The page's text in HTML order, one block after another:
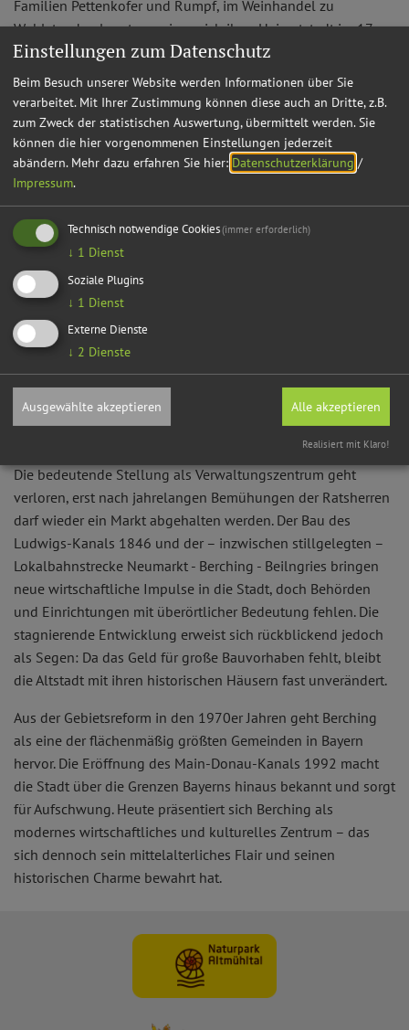
Familien Pettenkofer und Rumpf, im Weinhandel zu
Wohlstand gelangt, erweisen sich ihrer Heimatstadt im 17.
und 18. Jahrhundert als großzügige Mäzene.
Als in Folge der napoleonischen Kriege das Hochstift
Eichstätt säkularisiert wird, fällt Berching zunächst an das
Kurfürstentum Salzburg und wird 1806 schließlich bayerisch.
Die bedeutende Stellung als Verwaltungszentrum geht
verloren, erst nach jahrelangen Bemühungen der Ratsherren
darf wieder ein Markt abgehalten werden. Der Bau des
Ludwigs-Kanals 1846 und der – inzwischen stillgelegten –
Lokalbahnstrecke Neumarkt - Berching - Beilngries bringen
neue wirtschaftliche Impulse in die Stadt, doch Behörden
und Einrichtungen mit überörtlicher Bedeutung fehlen. Die
stagnierende Entwicklung erweist sich rückblickend jedoch
als Segen: Da das Geld für große Bauvorhaben fehlt, bleibt
die Altstadt mit ihren historischen Häusern fast unverändert.
Aus der Gebietsreform in den 1970er Jahren geht Berching
als eine der flächenmäßig größten Gemeinden in Bayern
hervor. Die Eröffnung des Main-Donau-Kanals 1992 macht
die Stadt über die Grenzen Bayerns hinaus bekannt und sorgt
für Aufschwung. Heute präsentiert sich Berching als
modernes wirtschaftliches und kulturelles Zentrum – das
sich dennoch sein mittelalterliches Flair und seinen
historischen Charme bewahrt hat.
Einstellungen zum Datenschutz
Beim Besuch unserer Website werden Informationen über Sie
verarbeitet. Mit Ihrer Zustimmung können diese auch an Dritte, z.B.
zum Zweck der statistischen Auswertung, übermittelt werden. Sie
können die hier vorgenommenen Einstellungen jederzeit
abändern. Mehr dazu erfahren Sie hier: Datenschutzerklärung /
Impressum.
Technisch notwendige Cookies(immer erforderlich)
↓ 1 Dienst
Soziale Plugins
↓ 1 Dienst
Externe Dienste
↓ 2 Dienste
Ausgewählte akzeptieren Alle akzeptieren
Realisiert mit Klaro!